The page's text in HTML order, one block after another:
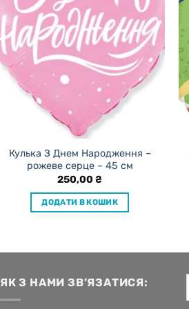
Кулька З Днем Народження –
рожеве серце – 45 см
250,00₴
ДОДАТИ В КОШИК
ЯК З НАМИ ЗВ’ЯЗАТИСЯ: